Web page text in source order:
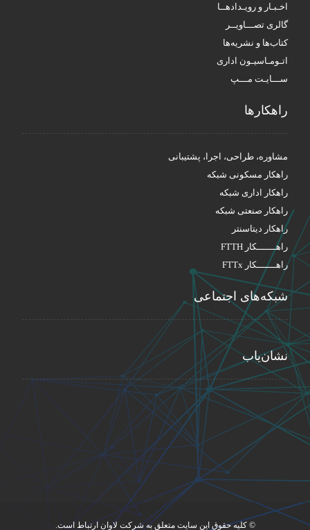
اخـبـار و رویـدادهــا
گالری تصـــاویــر
کتاب‌ها و نشریه‌ها
اتـومـاسیـون اداری
ســـایـت مـــپ
راهکار‌ها
مشاوره، طراحی، اجرا، پشتیبانی
راهکار مسکونی شبکه
راهکار اداری شبکه
راهکار صنعتی شبکه
راهکار دیتاسنتر
راهـــــــکار FTTH
راهـــــــکار FTTx
شبکه‌های اجتماعی
نشان‌یاب
© کلیه حقوق این سایت متعلق به شرکت لاوان ارتباط است.